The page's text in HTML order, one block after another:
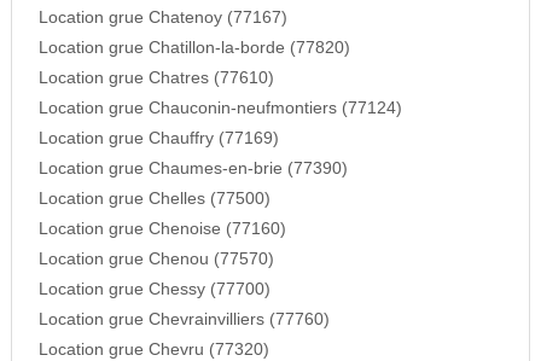
Location grue Chatenoy (77167)
Location grue Chatillon-la-borde (77820)
Location grue Chatres (77610)
Location grue Chauconin-neufmontiers (77124)
Location grue Chauffry (77169)
Location grue Chaumes-en-brie (77390)
Location grue Chelles (77500)
Location grue Chenoise (77160)
Location grue Chenou (77570)
Location grue Chessy (77700)
Location grue Chevrainvilliers (77760)
Location grue Chevru (77320)